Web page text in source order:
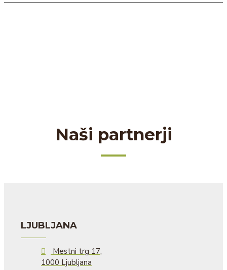
Naši partnerji
LJUBLJANA
Mestni trg 17,
1000 Ljubljana